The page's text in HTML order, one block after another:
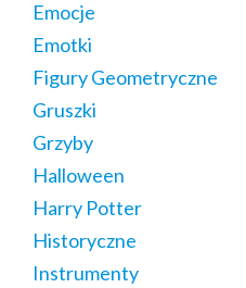
Emocje
Emotki
Figury Geometryczne
Gruszki
Grzyby
Halloween
Harry Potter
Historyczne
Instrumenty